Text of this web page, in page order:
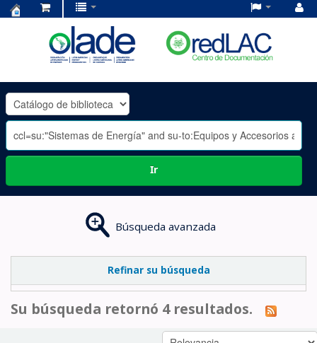
OLADE
-
Ir
Búsqueda avanzada
Refinar su búsqueda
Su búsqueda retornó 4 resultados.